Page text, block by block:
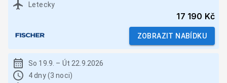
Letecky
17 190 Kč
ZOBRAZIT NABÍDKU
So 19.9. – Út 22.9.2026
4 dny (3 noci)